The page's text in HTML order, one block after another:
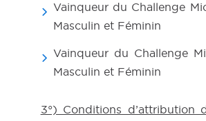
Vainqueur du Challenge
Masculin et Féminin
Vainqueur du Challenge
Masculin et Féminin
3°) Conditions d’attribution